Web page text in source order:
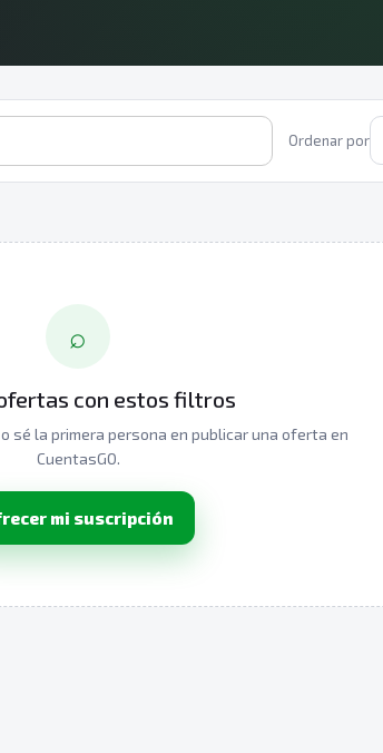
Ordenar por
⌕
con estos filtros
sé la primera persona en publicar una oferta en
CuentasGO.
mi suscripción